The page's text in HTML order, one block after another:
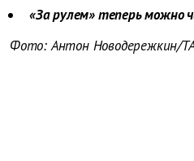
«За рулем» теперь можно
Фото: Антон Новодережкин/